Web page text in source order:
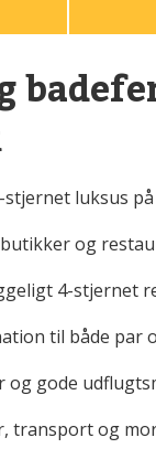
luksus
og
4-stjernet
til både par
og gode
transport og